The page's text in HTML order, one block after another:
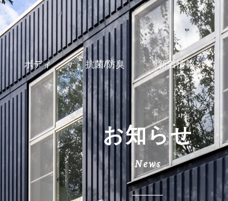
ボディ 抗菌/防臭 新着情報
お知らせ
News